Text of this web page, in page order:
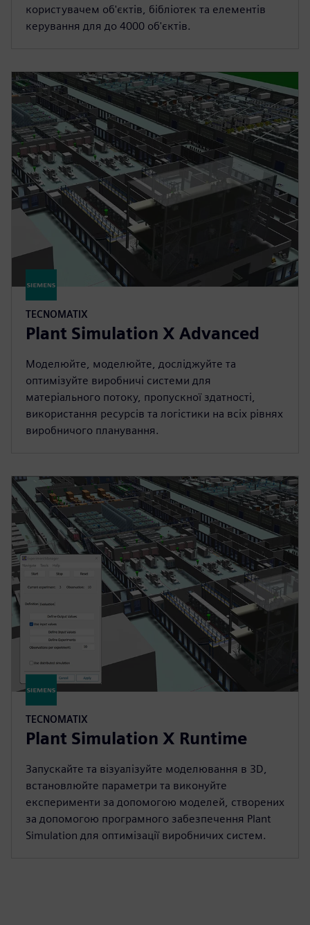
користувачем об'єктів, бібліотек та елементів
керування для до 4000 об'єктів.
TECNOMATIX
Plant Simulation X Advanced
Моделюйте, моделюйте, досліджуйте та
оптимізуйте виробничі системи для
матеріального потоку, пропускної здатності,
використання ресурсів та логістики на всіх рівнях
виробничого планування.
TECNOMATIX
Plant Simulation X Runtime
Запускайте та візуалізуйте моделювання в 3D,
встановлюйте параметри та виконуйте
експерименти за допомогою моделей, створених
за допомогою програмного забезпечення Plant
Simulation для оптимізації виробничих систем.